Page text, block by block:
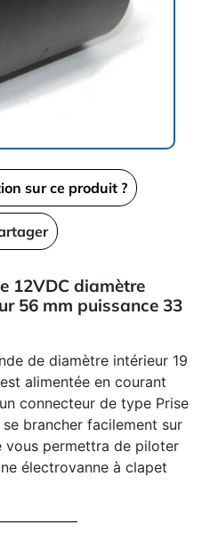
sur ce produit ?
12VDC diamètre
56 mm puissance 33
de diamètre intérieur 19
alimentée en courant
connecteur de type Prise
brancher facilement sur
permettra de piloter
électrovanne à clapet